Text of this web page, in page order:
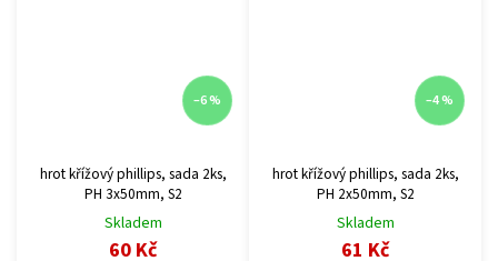
–6 %
hrot křížový phillips, sada 2ks,
PH 3x50mm, S2
Skladem
60 Kč
–4 %
hrot křížový phillips, sada 2ks,
PH 2x50mm, S2
Skladem
61 Kč